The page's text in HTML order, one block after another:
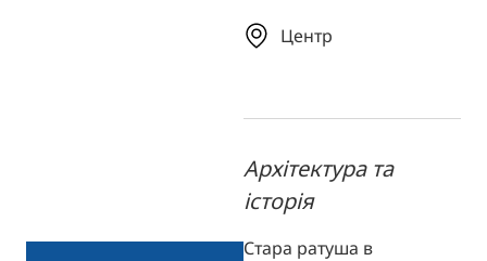
Центр
Архітектура та
історія
Стара ратуша в